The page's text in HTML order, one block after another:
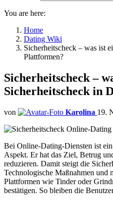
You are here:
Home
Dating Wiki
Sicherheitscheck – was ist
Plattformen?
Sicherheitscheck –
Sicherheitscheck in
von Karolina 19.
Bei Online-Dating-Diensten ist
Aspekt. Er hat das Ziel, Betrug
reduzieren. Damit steigt die
Technologische Maßnahmen und
Plattformen wie Tinder oder
bestätigen. So bleiben die